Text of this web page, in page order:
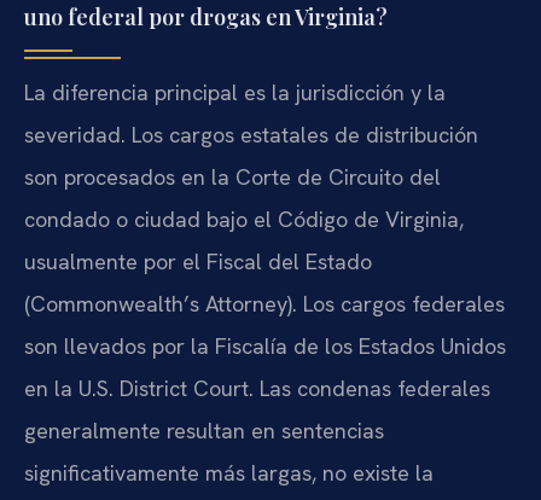
uno federal por drogas en Virginia?
La diferencia principal es la jurisdicción y la
severidad. Los cargos estatales de distribución
son procesados en la Corte de Circuito del
condado o ciudad bajo el Código de Virginia,
usualmente por el Fiscal del Estado
(Commonwealth’s Attorney). Los cargos federales
son llevados por la Fiscalía de los Estados Unidos
en la U.S. District Court. Las condenas federales
generalmente resultan en sentencias
significativamente más largas, no existe la